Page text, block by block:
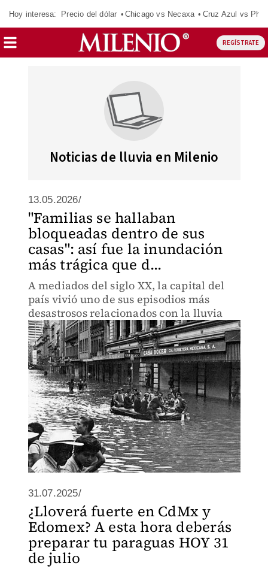
Hoy interesa: Precio del dólar Chicago vs Necaxa Cruz Azul vs
REGÍSTRATE
Noticias de lluvia en Milenio
13.05.2026/
"Familias se hallaban
bloqueadas dentro de sus
casas": así fue la inundación
más trágica que d...
A mediados del siglo XX, la capital del
país vivió uno de sus episodios más
desastrosos relacionados con la lluvia
31.07.2025/
¿Lloverá fuerte en CdMx y
Edomex? A esta hora deberás
preparar tu paraguas HOY 31
de julio